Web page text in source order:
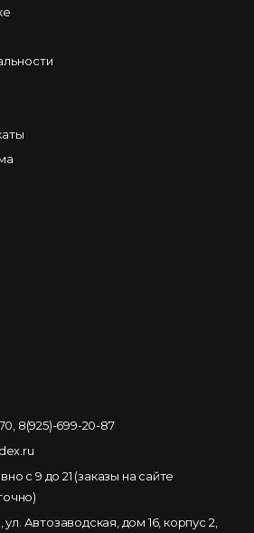
8(925)-699-20-87
с 9 до 21 (заказы на сайте
ул. Автозаводская, дом 16, корпус 2,